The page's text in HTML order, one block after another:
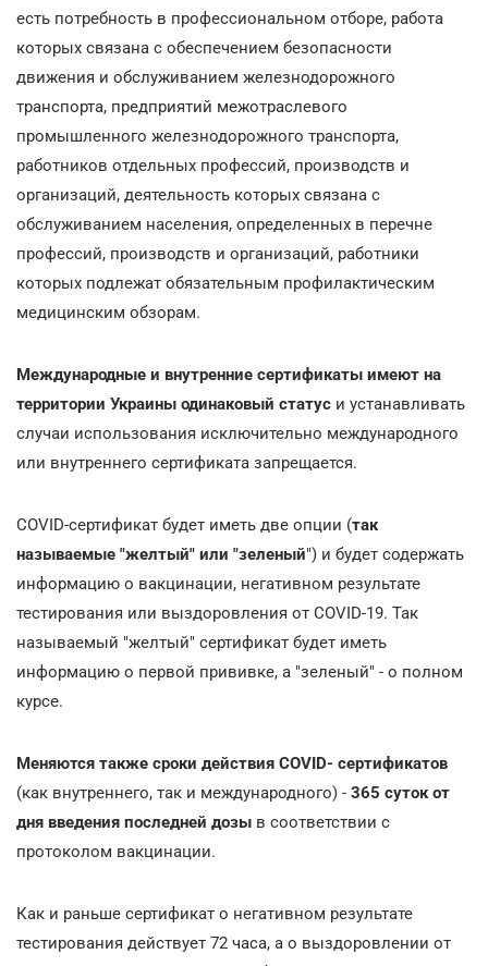
есть потребность в профессиональном отборе, работа
которых связана с обеспечением безопасности
движения и обслуживанием железнодорожного
транспорта, предприятий межотраслевого
промышленного железнодорожного транспорта,
работников отдельных профессий, производств и
организаций, деятельность которых связана с
обслуживанием населения, определенных в перечне
профессий, производств и организаций, работники
которых подлежат обязательным профилактическим
медицинским обзорам.
Международные и внутренние сертификаты имеют на
территории Украины одинаковый статус и устанавливать
случаи использования исключительно международного
или внутреннего сертификата запрещается.
COVID-сертификат будет иметь две опции (так
называемые "желтый" или "зеленый") и будет содержать
информацию о вакцинации, негативном результате
тестирования или выздоровления от COVID-19. Так
называемый "желтый" сертификат будет иметь
информацию о первой прививке, а "зеленый" - о полном
курсе.
Меняются также сроки действия COVID- сертификатов
(как внутреннего, так и международного) - 365 суток от
дня введения последней дозы в соответствии с
протоколом вакцинации.
Как и раньше сертификат о негативном результате
тестирования действует 72 часа, а о выздоровлении от